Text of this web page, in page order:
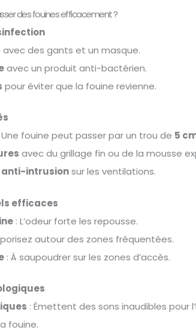
des fouines efficacement ?
avec des gants et un masque.
avec un produit anti-bactérien.
pour éviter que la fouine revienne.
Une fouine peut passer par un trou de 5
avec du grillage fin ou de la mousse
anti-intrusionsur les ventilations.
efficaces
: L’odeur forte les repousse.
autour des zones fréquentées.
: À saupoudrer sur les zones d’accès.
: Émettent des sons inaudibles pour
fouine.